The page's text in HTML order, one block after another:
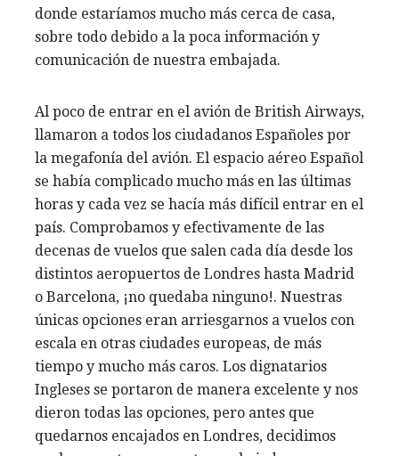
donde estaríamos mucho más cerca de casa,
sobre todo debido a la poca información y
comunicación de nuestra embajada.
Al poco de entrar en el avión de British Airways,
llamaron a todos los ciudadanos Españoles por
la megafonía del avión. El espacio aéreo Español
se había complicado mucho más en las últimas
horas y cada vez se hacía más difícil entrar en el
país. Comprobamos y efectivamente de las
decenas de vuelos que salen cada día desde los
distintos aeropuertos de Londres hasta Madrid
o Barcelona, ¡no quedaba ninguno!. Nuestras
únicas opciones eran arriesgarnos a vuelos con
escala en otras ciudades europeas, de más
tiempo y mucho más caros. Los dignatarios
Ingleses se portaron de manera excelente y nos
dieron todas las opciones, pero antes que
quedarnos encajados en Londres, decidimos